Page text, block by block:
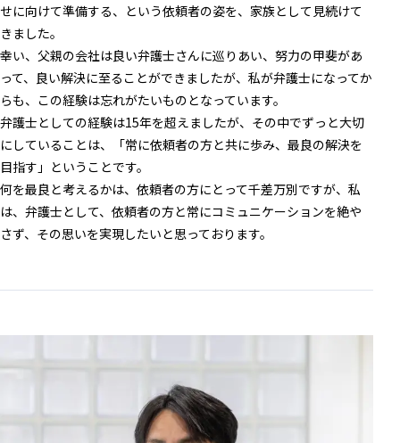
せに向けて準備する、という依頼者の姿を、家族として見続けて
きました。
幸い、父親の会社は良い弁護士さんに巡りあい、努力の甲斐があ
って、良い解決に至ることができましたが、私が弁護士になってか
らも、この経験は忘れがたいものとなっています。
弁護士としての経験は15年を超えましたが、その中でずっと大切
にしていることは、「常に依頼者の方と共に歩み、最良の解決を
目指す」ということです。
何を最良と考えるかは、依頼者の方にとって千差万別ですが、私
は、弁護士として、依頼者の方と常にコミュニケーションを絶や
さず、その思いを実現したいと思っております。